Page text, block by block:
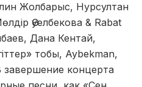
Жолбарыс, Нурсултан
Әуелбекова & Rabat
Дана Кентай,
тобы, Aybekman,
завершение концерта